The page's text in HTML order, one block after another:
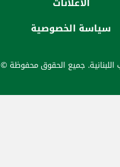
سياسة الخصوصية
اللبنانية. جميع الحقوق محفوظة ©